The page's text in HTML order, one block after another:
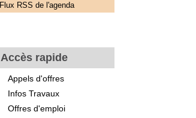
Flux RSS de l'agenda
Accès rapide
Appels d'offres
Infos Travaux
Offres d'emploi